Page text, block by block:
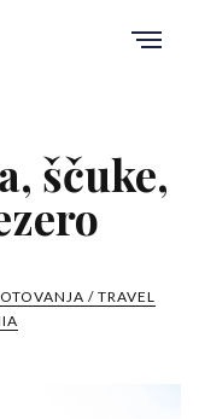
ščuke,
/ TRAVEL